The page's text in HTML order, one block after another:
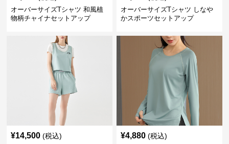
オーバーサイズTシャツ 和風植
物柄チャイナセットアップ
オーバーサイズTシャツ しなや
かスポーツセットアップ
¥14,500 (税込) ¥4,880 (税込)